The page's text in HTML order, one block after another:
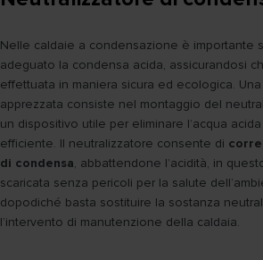
Nelle caldaie a condensazione è importante
adeguato la condensa acida, assicurandosi
effettuata in maniera sicura ed ecologica.
apprezzata consiste nel montaggio del
un dispositivo utile per eliminare l’acqua
efficiente. Il neutralizzatore consente di
di condensa, abbattendone l’acidità, in
scaricata senza pericoli per la salute
dopodiché basta sostituire la sostanza
l’intervento di manutenzione della caldaia.